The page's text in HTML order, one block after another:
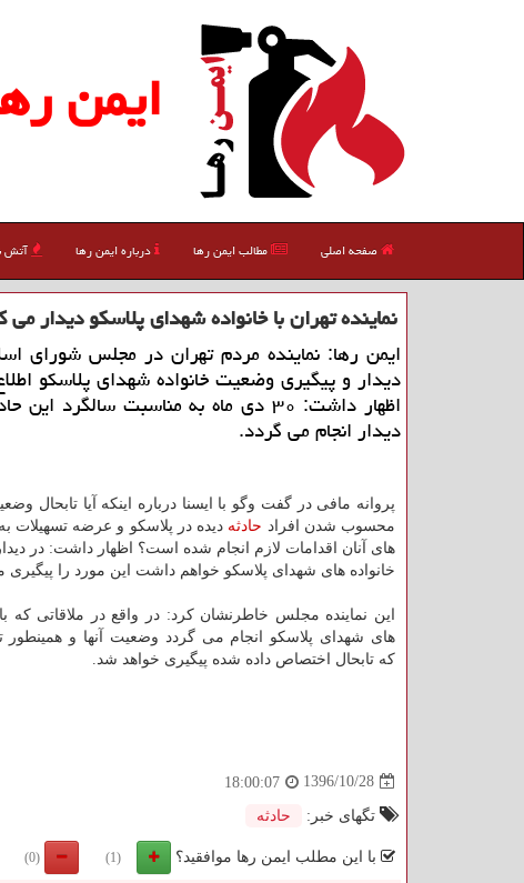
ایمن
صفحه اصلی مطالب ایمن رها درباره ایمن رها آتش
نماینده تهران با خانواده شهدای پلاسكو دیدار می
ایمن رها: نماینده مردم تهران در مجلس شورای
دیدار و پیگیری وضعیت خانواده شهدای پلاسكو
اظهار داشت: ۳۰ دی ماه به مناسبت سالگرد این
دیدار انجام می گردد.
پروانه مافی در گفت وگو با ایسنا درباره اینكه آیا تابحال
محسوب شدن افراد حادثه دیده در پلاسكو و عرضه تسهیلات به
های آنان اقدامات لازم انجام شده است؟ اظهار داشت: در
خانواده های شهدای پلاسكو خواهم داشت این مورد را پیگیری
این نماینده مجلس خاطرنشان كرد: در واقع در ملاقاتی كه با
های شهدای پلاسكو انجام می گردد وضعیت آنها و همینطور
كه تابحال اختصاص داده شده پیگیری خواهد شد.
1396/10/28
18:00:07
تگهای خبر: حادثه
با این مطلب ایمن رها موافقید؟ (1)
(0)